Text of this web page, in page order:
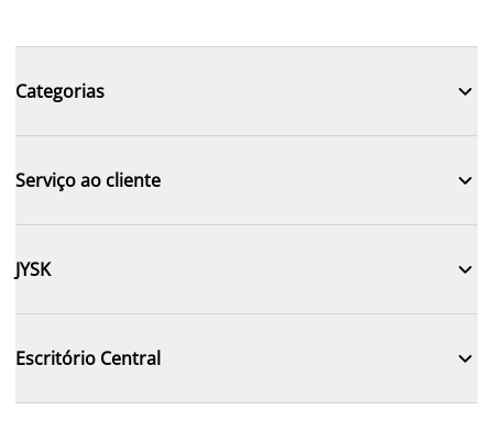
Categorias 
Serviço ao cliente 
JYSK 
Escritório Central 